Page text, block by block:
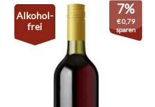
Alkohol-
frei
7%
€0,79
sparen